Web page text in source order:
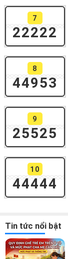
7
22222
8
44953
9
25525
10
44444
Tin tức nổi bật